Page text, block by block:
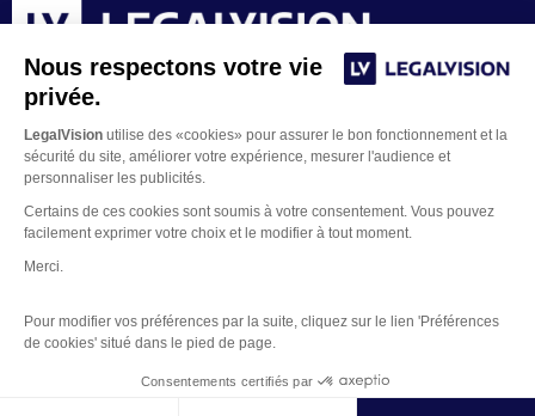
Nous respectons votre vie
privée.
LegalVision utilise des «cookies» pour assurer le bon fonctionnement et la
sécurité du site, améliorer votre expérience, mesurer l'audience et
personnaliser les publicités.
Certains de ces cookies sont soumis à votre consentement. Vous pouvez
facilement exprimer votre choix et le modifier à tout moment.
Merci.
Pour modifier vos préférences par la suite, cliquez sur le lien 'Préférences
de cookies' situé dans le pied de page.
Consentements certifiés par
Mentions Légales